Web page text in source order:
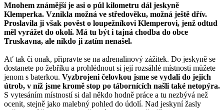
Mnohem známější je asi o půl kilometru dál jeskyně
Klemperka. Vznikla možná ve středověku, možná ještě dřív.
Proslavila ji však pověst o loupežníkovi Klemperovi, jenž odtud
měl vyrážet do okolí. Má tu být i tajná chodba do obce
Truskavna, ale nikdo ji zatím nenašel.
Ať tak či onak, připravte se na adrenalinový zážitek. Do jeskyně se
dostanete po žebříku a prohlédnout si její rozsáhlé místnosti můžete
jenom s baterkou. Vyzbrojeni čelovkou jsme se vydali do jejich
útrob, v níž jsme kromě stop po tábornících našli také netopýra.
S vytesáním místností si dal někdo hodně práce a tu nezbývá než
ocenit, stejně jako malebný pohled do údolí. Nad jeskyní žasly